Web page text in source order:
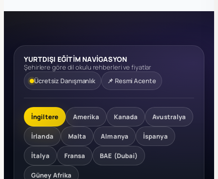
YURTDIŞI EĞİTİM NAVİGASYON
Şehirlere göre dil okulu rehberleri ve fiyatlar
Ücretsiz Danışmanlık
📌 Resmi Acente
İngiltere Amerika Kanada Avustralya
İrlanda Malta Almanya İspanya
İtalya Fransa BAE (Dubai)
Güney Afrika